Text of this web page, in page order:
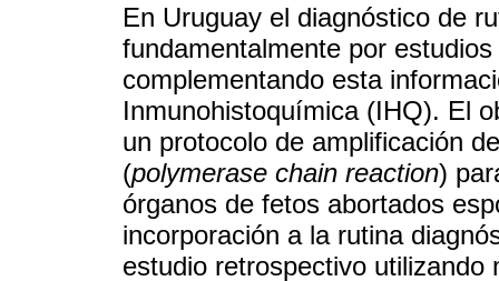
En Uruguay el diagnóstico de
fundamentalmente por
complementando esta
Inmunohistoquímica (IHQ). El
un protocolo de amplificación
(polymerase chain reaction)
órganos de fetos abortados
incorporación a la rutina
estudio retrospectivo